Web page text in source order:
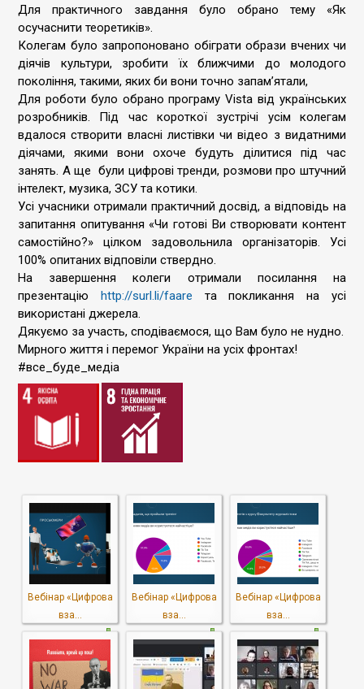
Для практичного завдання було обрано тему «Як
осучаснити теоретиків».
Колегам було запропоновано обіграти образи вчених чи
діячів культури, зробити їх ближчими до молодого
покоління, такими, яких би вони точно запам’ятали,
Для роботи було обрано програму Vista від українських
розробників. Під час короткої зустрічі усім колегам
вдалося створити власні листівки чи відео з видатними
діячами, якими вони охоче будуть ділитися під час
занять. А ще були цифрові тренди, розмови про штучний
інтелект, музика, ЗСУ та котики.
Усі учасники отримали практичний досвід, а відповідь на
запитання опитування «Чи готові Ви створювати контент
самостійно?» цілком задовольнила організаторів. Усі
100% опитаних відповіли ствердно.
На завершення колеги отримали посилання на
презентацію http://surl.li/faare та покликання на усі
використані джерела.
Дякуємо за участь, сподіваємося, що Вам було не нудно.
Мирного життя і перемог України на усіх фронтах!
#все_буде_медіа
Вебінар «Цифрова
вза...
Вебінар «Цифрова
вза...
Вебінар «Цифрова
вза...